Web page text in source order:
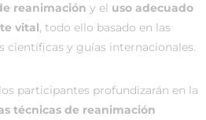
reanimación y el uso adecuado
vital, todo ello basado en las
científicas y guías internacionales.
participantes profundizarán en la
técnicas de reanimación